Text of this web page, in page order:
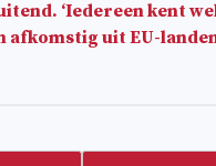
‘Iedereen kent
afkomstig uit EU-